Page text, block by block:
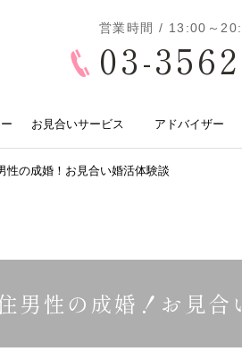
営業時間 / 13:00～
03-
お見合いサービス アドバイザー
性の成婚！お見合い婚活体験談
男性の成婚！お見合